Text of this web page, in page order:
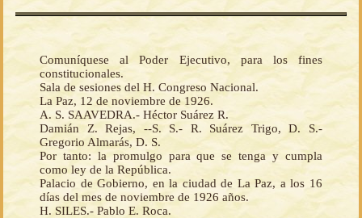
Comuníquese al Poder Ejecutivo, para los fines
constitucionales.
Sala de sesiones del H. Congreso Nacional.
La Paz, 12 de noviembre de 1926.
A. S. SAAVEDRA.- Héctor Suárez R.
Damián Z. Rejas, --S. S.- R. Suárez Trigo, D. S.-
Gregorio Almarás, D. S.
Por tanto: la promulgo para que se tenga y cumpla
como ley de la República.
Palacio de Gobierno, en la ciudad de La Paz, a los 16
días del mes de noviembre de 1926 años.
H. SILES.- Pablo E. Roca.